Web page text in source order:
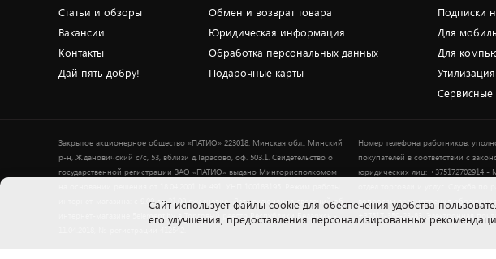
Статьи и обзоры
Вакансии
Контакты
Дай пять добру!
Обмен и возврат товара
Юридическая информация
Обработка персональных данных
Подарочные карты
Подписки
Для
Для
Сервисные
Закрытое акционерное общество «ПАТИО» 223018, Минская обл., Минский
р-н, Ждановичский с/с, 53, вблизи д.Тарасово, оф. 503.1. Свидетельство о
государственной регистрации ЗАО «ПАТИО» выдано Мингорисполкомом
интернет-магазина: с 9.00 до 21.00 ежедневно. Дата включения сведений об
интернет-магазине 5element.by в Торговый реестр Республики Беларусь -
Номер телефона работников,
покупателей в соответствии с
юридических лиц: +375172702914
вопросам рассмотрения
+37517-359-23-83. Электронная
Cайт использует файлы cookie для обеспечения удобства
его улучшения, предоставления персонализированных